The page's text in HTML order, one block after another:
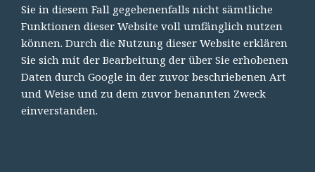
Sie in diesem Fall gegebenenfalls nicht sämtliche
Funktionen dieser Website voll umfänglich nutzen
können. Durch die Nutzung dieser Website erklären
Sie sich mit der Bearbeitung der über Sie erhobenen
Daten durch Google in der zuvor beschriebenen Art
und Weise und zu dem zuvor benannten Zweck
einverstanden.